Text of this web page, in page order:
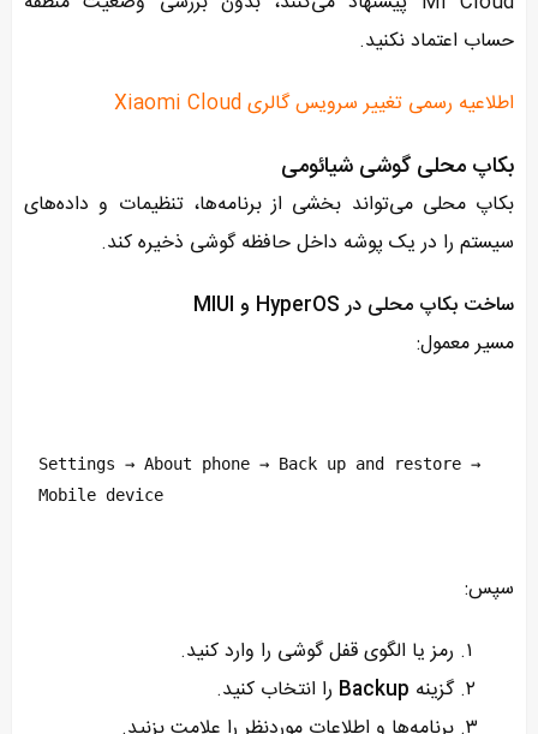
حساب اعتماد نکنید.
اطلاعیه رسمی تغییر سرویس گالری Xiaomi Cloud
بکاپ محلی گوشی شیائومی
بکاپ محلی می‌تواند بخشی از برنامه‌ها، تنظیمات و داده‌های
سیستم را در یک پوشه داخل حافظه گوشی ذخیره کند.
ساخت بکاپ محلی در HyperOS و MIUI
مسیر معمول:
Settings → About phone → Back up and restore →
Mobile device
سپس:
رمز یا الگوی قفل گوشی را وارد کنید.
گزینه Backup را انتخاب کنید.